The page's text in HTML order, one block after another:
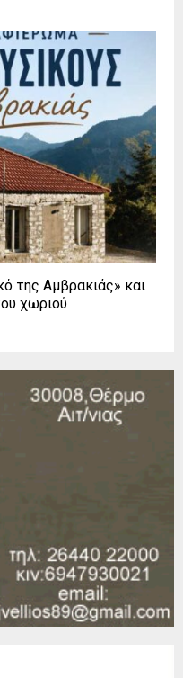
της Αμβρακιάς» και
χωριού